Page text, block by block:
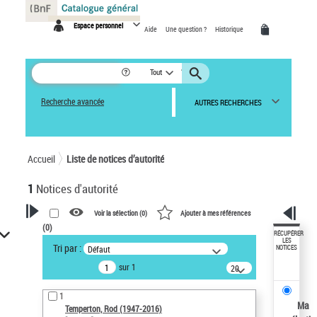
Espace personnel Aide Une question ? Historique
Tout
Recherche avancée AUTRES RECHERCHES
Accueil Liste de notices d’autorité
1 Notices d'autorité
VOTRE RECHERCHE
Recherche avancée dans les
notices d’autorité
Œuvres liées à l'auteur :
Temperton, Rod (1947-2016)
Voir la sélection (0) Ajouter à mes références
(0)
Tri par : Défaut
sur 1
20
résultats/page
1
Temperton, Rod (1947-2016)
RÉCUPÉRER
LES
NOTICES
Ma
Panneau de gestion des cookies